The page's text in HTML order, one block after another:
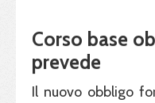
Corso base
prevede
Il nuovo obbligo